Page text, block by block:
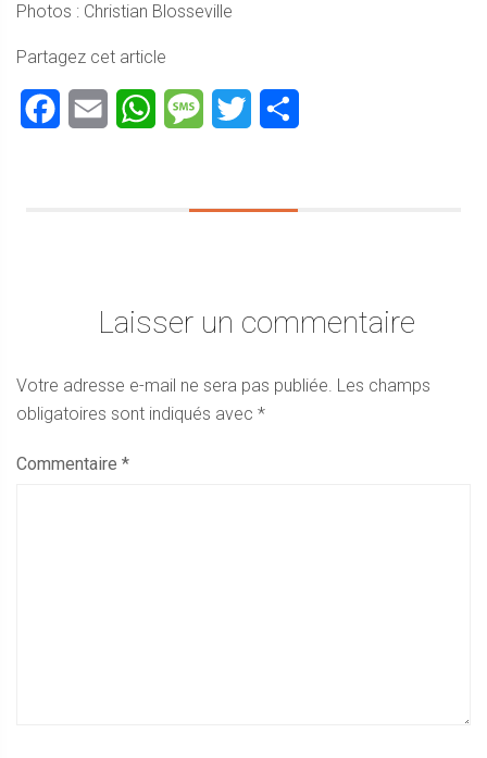
Photos : Christian Blosseville
Partagez cet article
Facebook
Email WhatsAppMessageTwitter
Laisser un commentaire
Votre adresse e-mail ne sera pas publiée. Les champs
obligatoires sont indiqués avec *
Commentaire *